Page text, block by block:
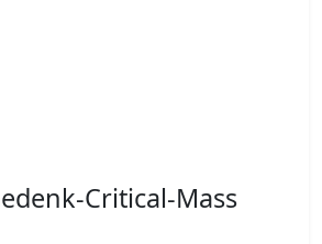
Critical-Mass